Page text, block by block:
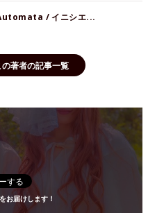
/ イニシエ...
の著者の記事一覧
お届けします！